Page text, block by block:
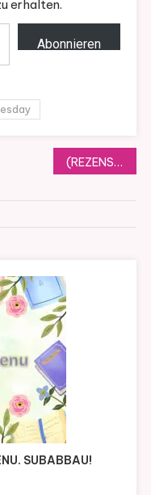
erhalten.
Abonnieren
(REZENSION Hast du Zeit? von Andreas Winkelmann
SUBABBAU!